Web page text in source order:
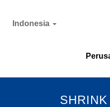
Indonesia